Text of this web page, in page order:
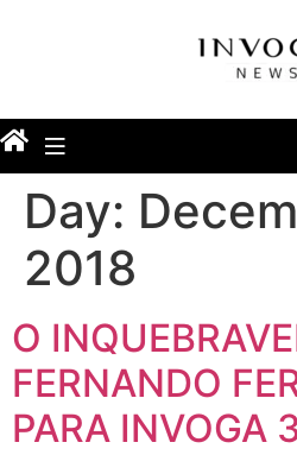
Day:
2018
O
FERNANDO
PARA INVOGA